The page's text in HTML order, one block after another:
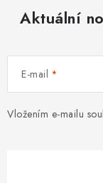
Aktuální
E-mail
Vložením e-mailu